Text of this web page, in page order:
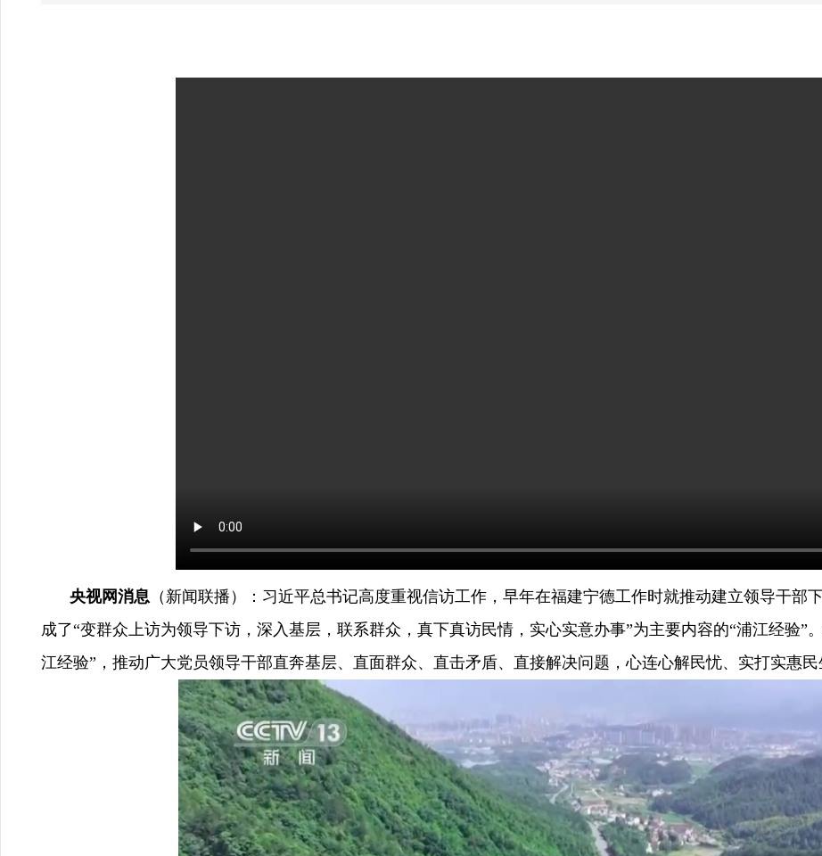
央视网消息 （新闻联播）：习近平总书记高度重视信访工作，早年在福建宁德工作时就推动建立领导干
成了“变群众上访为领导下访，深入基层，联系群众，真下真访民情，实心实意办事”为主要内容的“浦江经验”
江经验”，推动广大党员领导干部直奔基层、直面群众、直击矛盾、直接解决问题，心连心解民忧、实打实惠民